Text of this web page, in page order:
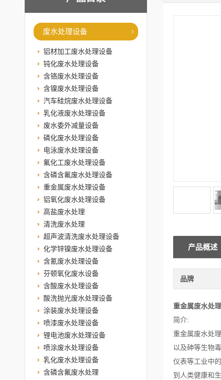
废水处理设备
铝材加工废水处理设备
钝化废水处理设备
含铬废水处理设备
含镍废水处理设备
汽车硅烷废水处理设备
乳化液废水处理设备
废水委外减量设备
磷化废水处理设备
电泳废水处理设备
氟化工废水处理设备
含磷含氟废水处理设备
重金属废水处理设备
铝氧化废水处理设备
高盐废水处理
清洗废水处理
超声波清洗废水处理设备
化学锌镍废水处理设备
含氰废水处理设备
芬顿氧化废水设备
含酸废水处理设备
酸洗抛光废水处理设备
涂装废水处理设备
喷漆废水处理设备
锂电池废水处理设备
喷涂废水处理设备
乳化废水处理设备
含磷含氟废水处理
产品概述
品牌
重金属废水处
简介:
重金属废水处
以及砷等生物
仪表等工业中
到人类健康和